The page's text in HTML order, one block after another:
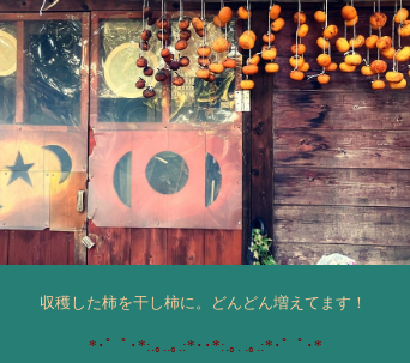
収穫した柿を干し柿に。どんどん増えてます！
*･゜ﾟ･*:.｡..｡.:*･･*:.｡. .｡.:*･゜ﾟ･*